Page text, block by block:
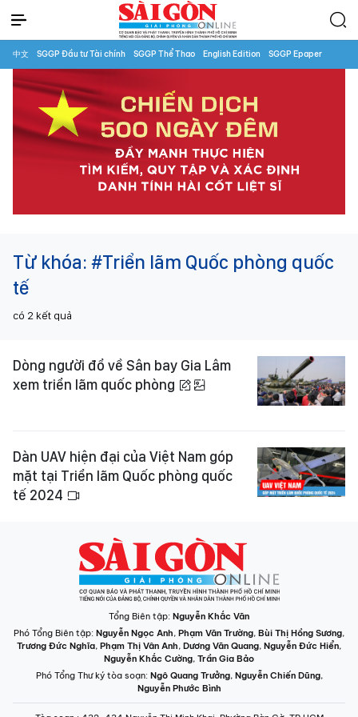
中文 SGGP Đầu tư Tài chính SGGP Thể Thao English Edition SGGP Epaper
Từ khóa: #Triển lãm Quốc phòng quốc
tế
có 2 kết quả
Dòng người đổ về Sân bay Gia Lâm
xem triển lãm quốc phòng
Dàn UAV hiện đại của Việt Nam góp
mặt tại Triển lãm Quốc phòng quốc
tế 2024
Tổng Biên tập: Nguyễn Khắc Văn
Phó Tổng Biên tập: Nguyễn Ngọc Anh, Phạm Văn Trường, Bùi Thị Hồng Sương,
Trương Đức Nghĩa, Phạm Thị Vân Anh, Dương Văn Quang, Nguyễn Đức Hiển,
Nguyễn Khắc Cường, Trần Gia Bảo
Phó Tổng Thư ký tòa soạn: Ngô Quang Trưởng, Nguyễn Chiến Dũng,
Nguyễn Phước Bình